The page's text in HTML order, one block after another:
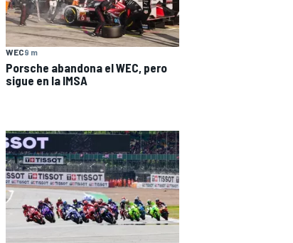
WEC9 m
Porsche abandona el WEC, pero
sigue en la IMSA